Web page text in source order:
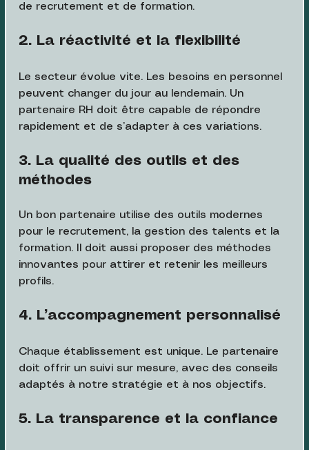
de recrutement et de formation.
2. La réactivité et la flexibilité
Le secteur évolue vite. Les besoins en personnel
peuvent changer du jour au lendemain. Un
partenaire RH doit être capable de répondre
rapidement et de s’adapter à ces variations.
3. La qualité des outils et des
méthodes
Un bon partenaire utilise des outils modernes
pour le recrutement, la gestion des talents et la
formation. Il doit aussi proposer des méthodes
innovantes pour attirer et retenir les meilleurs
profils.
4. L’accompagnement personnalisé
Chaque établissement est unique. Le partenaire
doit offrir un suivi sur mesure, avec des conseils
adaptés à notre stratégie et à nos objectifs.
5. La transparence et la confiance